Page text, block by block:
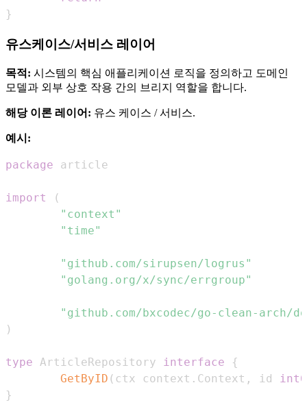
}
유스케이스/서비스 레이어
목적: 시스템의 핵심 애플리케이션 로직을 정의하고 도메인
모델과 외부 상호 작용 간의 브리지 역할을 합니다.
해당 이론 레이어: 유스 케이스 / 서비스.
예시:
package
import
(
"context"
"time"
"github.com/sirupsen/logrus"
"golang.org/x/sync/errgroup"
"github.com/bxcodec/go-clean-arch/
)
type ArticleRepository interface
{
GetByID ( ctx context . Context , id
}